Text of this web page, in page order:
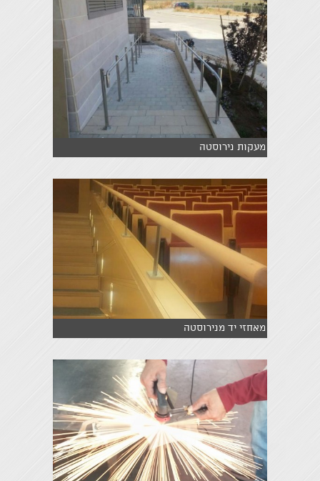
מעקות נירוסטה
מאחזי יד מנירוסטה